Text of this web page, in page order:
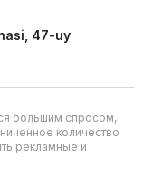
47-uy
большим спросом,
количество
рекламные и